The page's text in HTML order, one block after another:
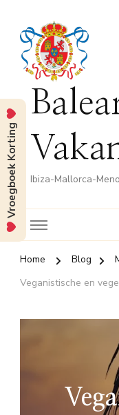
Ibiza-Mallorca-
Home Blog
Veganistische en
Vroegboek Korting